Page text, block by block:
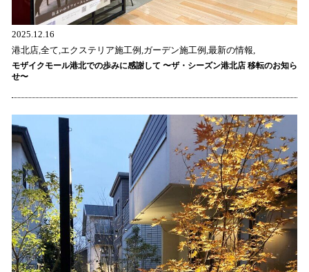
2025.12.16
港北店,全て,エクステリア施工例,ガーデン施工例,最新の情報,
モザイクモール港北での歩みに感謝して 〜ザ・シーズン港北店 移転のお知ら
せ〜